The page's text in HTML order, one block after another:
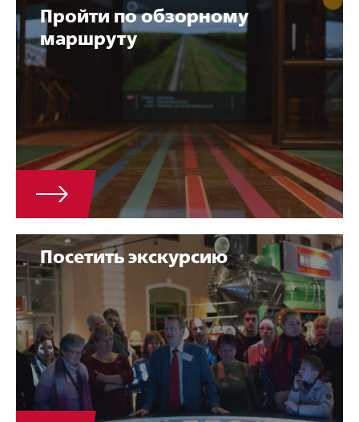
Пройти по обзорному
маршруту
Посетить экскурсию